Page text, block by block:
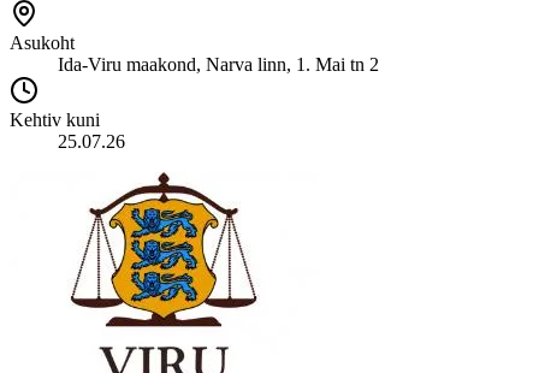
Asukoht
Ida-Viru maakond, Narva linn, 1. Mai tn 2
Kehtiv kuni
25.07.26